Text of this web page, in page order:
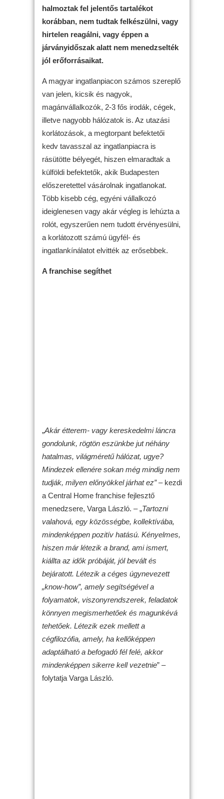
halmoztak fel jelentős tartalékot
korábban, nem tudtak felkészülni, vagy
hirtelen reagálni, vagy éppen a
járványidőszak alatt nem menedzselték
jól erőforrásaikat.
A magyar ingatlanpiacon számos szereplő
van jelen, kicsik és nagyok,
magánvállalkozók, 2-3 fős irodák, cégek,
illetve nagyobb hálózatok is. Az utazási
korlátozások, a megtorpant befektetői
kedv tavasszal az ingatlanpiacra is
rásütötte bélyegét, hiszen elmaradtak a
külföldi befektetők, akik Budapesten
előszeretettel vásárolnak ingatlanokat.
Több kisebb cég, egyéni vállalkozó
ideiglenesen vagy akár végleg is lehúzta a
rolót, egyszerűen nem tudott érvényesülni,
a korlátozott számú ügyfél- és
ingatlankínálatot elvitték az erősebbek.
A franchise segíthet
„Akár étterem- vagy kereskedelmi láncra
gondolunk, rögtön eszünkbe jut néhány
hatalmas, világméretű hálózat, ugye?
Mindezek ellenére sokan még mindig nem
tudják, milyen előnyökkel járhat ez”– kezdi
a Central Home franchise fejlesztő
menedzsere, Varga László. – „Tartozni
valahová, egy közösségbe, kollektívába,
mindenképpen pozitív hatású. Kényelmes,
hiszen már létezik a brand, ami ismert,
kiállta az idők próbáját, jól bevált és
bejáratott. Létezik a céges úgynevezett
„know-how”, amely segítségével a
folyamatok, viszonyrendszerek, feladatok
könnyen megismerhetőek és magunkévá
tehetőek. Létezik ezek mellett a
cégfilozófia, amely, ha kellőképpen
adaptálható a befogadó fél felé, akkor
mindenképpen sikerre kell vezetnie” –
folytatja Varga László.